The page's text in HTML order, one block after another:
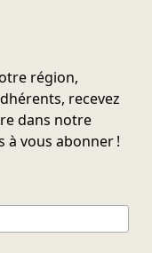
région,
recevez
dans notre
à vous abonner !